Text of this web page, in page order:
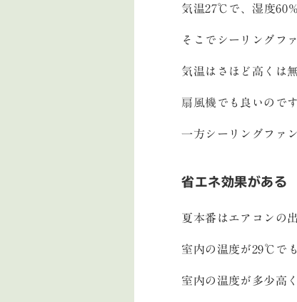
気温27℃で、湿度60
そこでシーリングフ
気温はさほど高くは
扇風機でも良いので
一方シーリングファ
省エネ効果がある
夏本番はエアコンの
室内の温度が29℃で
室内の温度が多少高